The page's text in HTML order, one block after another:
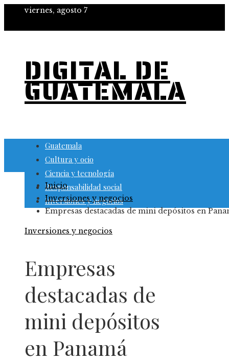
viernes, agosto 7
DIGITAL DE
GUATEMALA
Guatemala
Cultura y ocio
Ciencia y tecnología
Responsabilidad social
Inversiones y negocios
Inicio
Inversiones y negocios
Empresas destacadas de mini depósitos en
Inversiones y negocios
Empresas
destacadas de
mini depósitos
en Panamá